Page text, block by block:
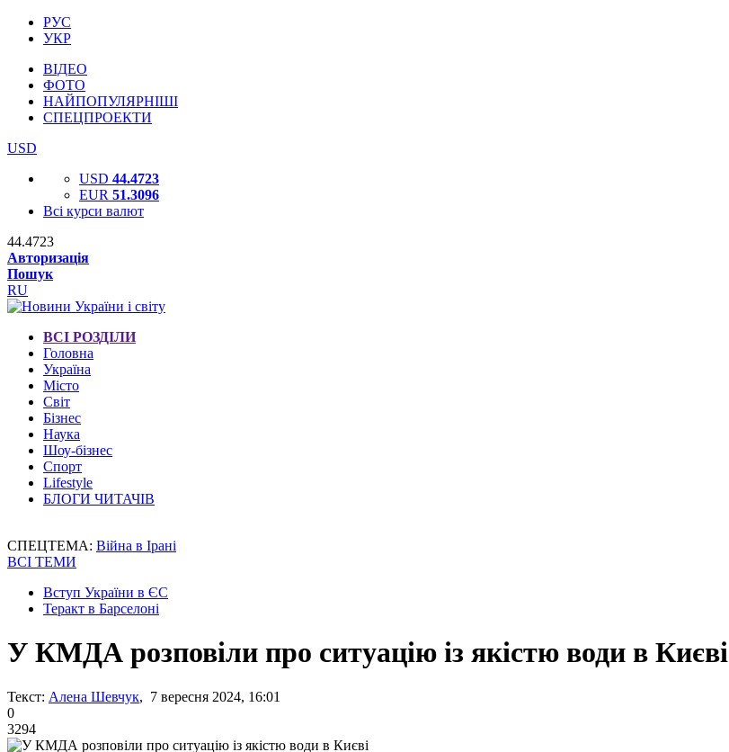
РУС
УКР
ВІДЕО
ФОТО
НАЙПОПУЛЯРНІШІ
СПЕЦПРОЕКТИ
USD
USD 44.4723
EUR 51.3096
Всі курси валют
44.4723
Авторизація
Пошук
RU
ВСІ РОЗДІЛИ
Головна
Україна
Місто
Світ
Бізнес
Наука
Шоу-бізнес
Спорт
Lifestyle
БЛОГИ ЧИТАЧІВ
СПЕЦТЕМА: Війна в Ірані
ВСІ ТЕМИ
Вступ України в ЄС
Теракт в Барселоні
У КМДА розповіли про ситуацію із якістю води в Києві
Текст: Алена Шевчук, 7 вересня 2024, 16:01
0
3294